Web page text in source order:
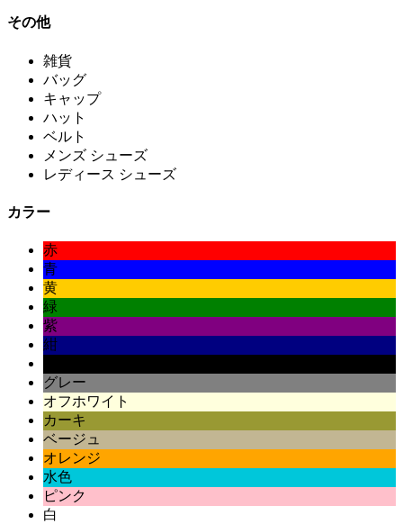
その他
雑貨
バッグ
キャップ
ハット
ベルト
メンズ シューズ
レディース シューズ
カラー
赤
青
黄
緑
紫
紺
グレー
オフホワイト
カーキ
ベージュ
オレンジ
水色
ピンク
白